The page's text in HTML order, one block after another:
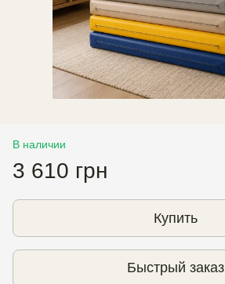
В наличии
3 610 грн
Купить
Быстрый заказ